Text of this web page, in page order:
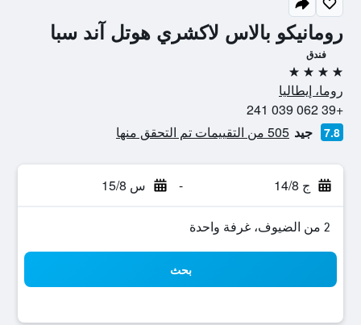
رومانيكو بالاس لاكشري هوتل آند سبا
فندق
4 نجوم
روما، إيطاليا
+39 062 039 241
7.8 جيد 505 من التقييمات تم التحقق منها
ج 14/8 - س 15/8
2 من الضيوف، غرفة واحدة
بحث